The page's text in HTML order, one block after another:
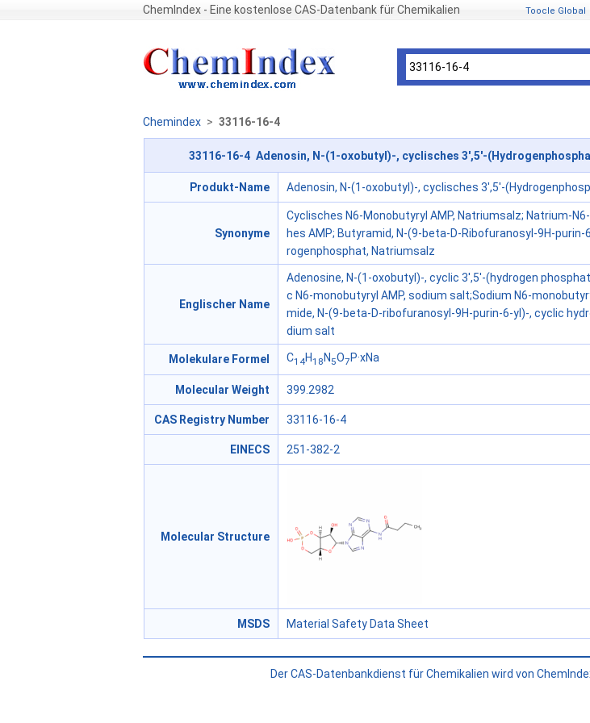
ChemIndex - Eine kostenlose CAS-Datenbank für Chemikalien Toocle Global
Chemindex > 33116-16-4
33116-16-4 Adenosin, N-(1-oxobutyl)-, cyclisches 3',5'-
Produkt-Name Adenosin, N-(1-oxobutyl)-, cyclisches 3',5'-
Synonyme
Cyclisches N6-Monobutyryl AMP, Natriumsalz; Natrium-
hes AMP; Butyramid, N-(9-beta-D-Ribofuranosyl-9H-purin-
rogenphosphat, Natriumsalz
Englischer Name
Adenosine, N-(1-oxobutyl)-, cyclic 3',5'-(hydrogen
c N6-monobutyryl AMP, sodium salt;Sodium N6-
mide, N-(9-beta-D-ribofuranosyl-9H-purin-6-yl)-, cyclic
dium salt
Molekulare Formel C14H18 N 5O7 P·xNa
Molecular Weight 399.2982
CAS Registry Number 33116-16-4
EINECS 251-382-2
Molecular Structure
MSDS Material Safety Data Sheet
Der CAS-Datenbankdienst für Chemikalien wird von